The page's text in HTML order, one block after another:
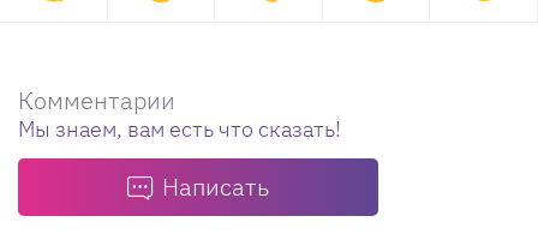
Комментарии
Мы знаем, вам есть что сказать!
Написать